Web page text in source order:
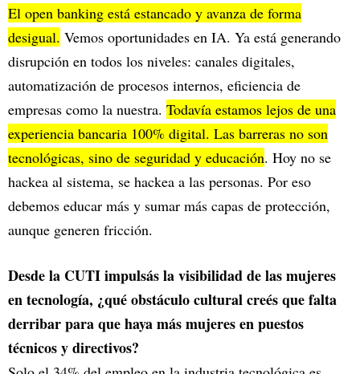
El open banking está estancado y avanza de forma
desigual. Vemos oportunidades en IA. Ya está generando
disrupción en todos los niveles: canales digitales,
automatización de procesos internos, eficiencia de
empresas como la nuestra. Todavía estamos lejos de una
experiencia bancaria 100% digital. Las barreras no son
tecnológicas, sino de seguridad y educación. Hoy no se
hackea al sistema, se hackea a las personas. Por eso
debemos educar más y sumar más capas de protección,
aunque generen fricción.
Desde la CUTI impulsás la visibilidad de las mujeres
en tecnología, ¿qué obstáculo cultural creés que falta
derribar para que haya más mujeres en puestos
técnicos y directivos?